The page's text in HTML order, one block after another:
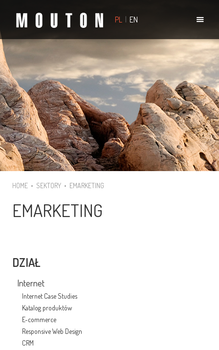
PL |EN
HOME • SEKTORY • EMARKETING
EMARKETING
DZIAŁ
Internet
Internet Case Studies
Katalog produktów
E-commerce
Responsive Web Design
CRM